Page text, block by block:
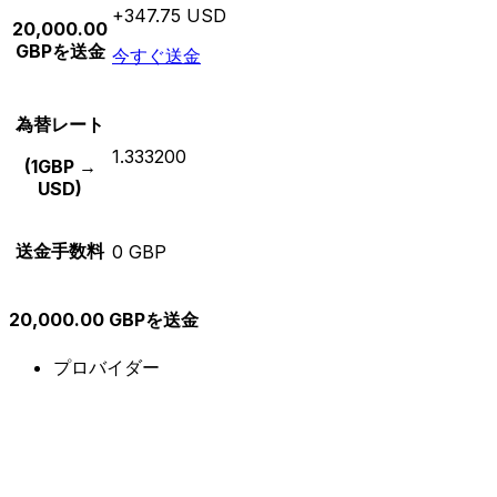
20,000.00
GBPを送金
+347.75 USD
今すぐ送金
為替レート
(1GBP →
USD)
1.333200
送金手数料 0 GBP
20,000.00 GBPを送金
プロバイダー